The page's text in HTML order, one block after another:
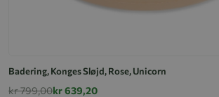
Badering, Konges Sløjd, Rose, Unicorn
kr 799,00kr 639,20